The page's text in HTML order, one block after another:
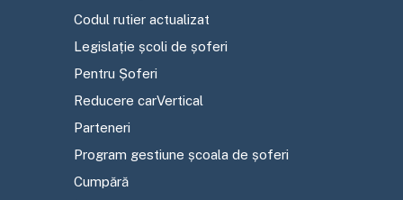
Codul rutier actualizat
Legislație școli de șoferi
Pentru Șoferi
Reducere carVertical
Parteneri
Program gestiune școala de șoferi
Cumpără